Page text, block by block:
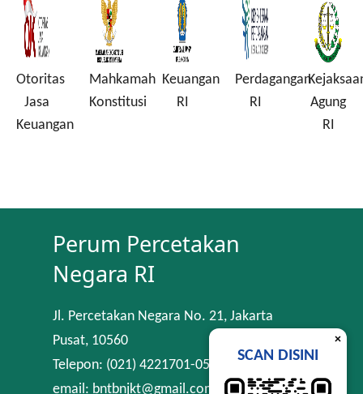
Otoritas
Jasa
Keuangan
Mahkamah
Konstitusi
Keuangan
RI
Perdagangan
RI
Agung
RI
Perum Percetakan
Negara RI
Jl. Percetakan Negara No. 21, Jakarta
Pusat, 10560
Telepon: (021) 4221701-05
email: bntbnjkt@gmail.com
×
SCAN DISINI